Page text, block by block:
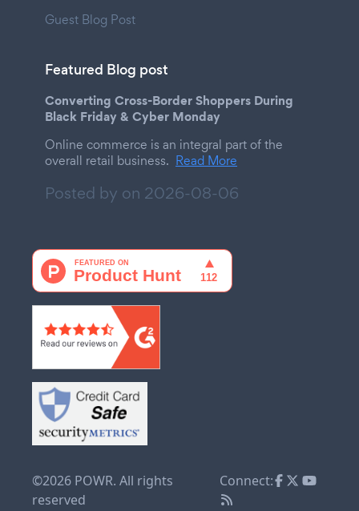
Guest Blog Post
Featured Blog post
Converting Cross-Border Shoppers During
Black Friday & Cyber Monday
Online commerce is an integral part of the
overall retail business. Read More
Posted by on 2026-08-06
©2026 POWR. All rights
reserved
Connect: